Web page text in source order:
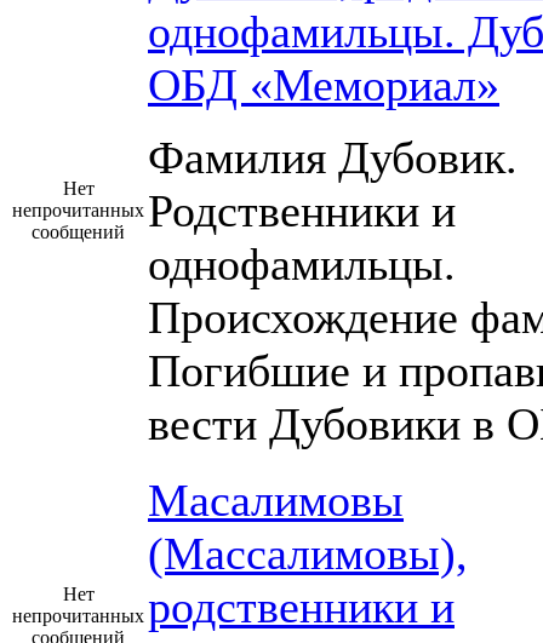
Нет
непрочитанных
сообщений
однофамильцы.
ОБД «Мемориал»
Фамилия Дубовик.
Родственники и
однофамильцы.
Происхождение
Погибшие и
вести Дубовики в
Нет
непрочитанных
сообщений
Масалимовы
(Массалимовы),
родственники и